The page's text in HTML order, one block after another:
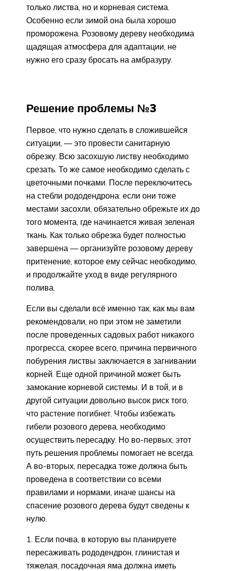
только листва, но и корневая система.
Особенно если зимой она была хорошо
проморожена. Розовому дереву необходима
щадящая атмосфера для адаптации, не
нужно его сразу бросать на амбразуру.
Решение проблемы №3
Первое, что нужно сделать в сложившейся
ситуации, — это провести санитарную
обрезку. Всю засохшую листву необходимо
срезать. То же самое необходимо сделать с
цветочными почками. После переключитесь
на стебли рододендрона: если они тоже
местами засохли, обязательно обрежьте их до
того момента, где начинается живая зеленая
ткань. Как только обрезка будет полностью
завершена — организуйте розовому дереву
притенение, которое ему сейчас необходимо,
и продолжайте уход в виде регулярного
полива.
Если вы сделали всё именно так, как мы вам
рекомендовали, но при этом не заметили
после проведенных садовых работ никакого
прогресса, скорее всего, причина первичного
побурения листвы заключается в загнивании
корней. Еще одной причиной может быть
замокание корневой системы. И в той, и в
другой ситуации довольно высок риск того,
что растение погибнет. Чтобы избежать
гибели розового дерева, необходимо
осуществить пересадку. Но во-первых, этот
путь решения проблемы помогает не всегда.
А во-вторых, пересадка тоже должна быть
проведена в соответствии со всеми
правилами и нормами, иначе шансы на
спасение розового дерева будут сведены к
нулю.
Если почва, в которую вы планируете
пересаживать рододендрон, глинистая и
тяжелая, посадочная яма должна иметь